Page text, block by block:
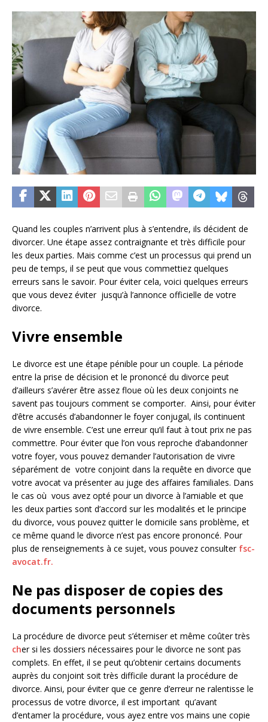
Quand les couples n’arrivent plus à s’entendre, ils décident de
divorcer. Une étape assez contraignante et très difficile pour
les deux parties. Mais comme c’est un processus qui prend un
peu de temps, il se peut que vous commettiez quelques
erreurs sans le savoir. Pour éviter cela, voici quelques erreurs
que vous devez éviter jusqu’à l’annonce officielle de votre
divorce.
Vivre ensemble
Le divorce est une étape pénible pour un couple. La période
entre la prise de décision et le prononcé du divorce peut
d’ailleurs s’avérer être assez floue où les deux conjoints ne
savent pas toujours comment se comporter. Ainsi, pour éviter
d’être accusés d’abandonner le foyer conjugal, ils continuent
de vivre ensemble. C’est une erreur qu’il faut à tout prix ne pas
commettre. Pour éviter que l’on vous reproche d’abandonner
votre foyer, vous pouvez demander l’autorisation de vivre
séparément de votre conjoint dans la requête en divorce que
votre avocat va présenter au juge des affaires familiales. Dans
le cas où vous avez opté pour un divorce à l’amiable et que
les deux parties sont d’accord sur les modalités et le principe
du divorce, vous pouvez quitter le domicile sans problème, et
ce même quand le divorce n’est pas encore prononcé. Pour
plus de renseignements à ce sujet, vous pouvez consulter fsc-
avocat.fr.
Ne pas disposer de copies des
documents personnels
La procédure de divorce peut s’éterniser et même coûter très
cher si les dossiers nécessaires pour le divorce ne sont pas
complets. En effet, il se peut qu’obtenir certains documents
auprès du conjoint soit très difficile durant la procédure de
divorce. Ainsi, pour éviter que ce genre d’erreur ne ralentisse le
processus de votre divorce, il est important qu’avant
d’entamer la procédure, vous ayez entre vos mains une copie